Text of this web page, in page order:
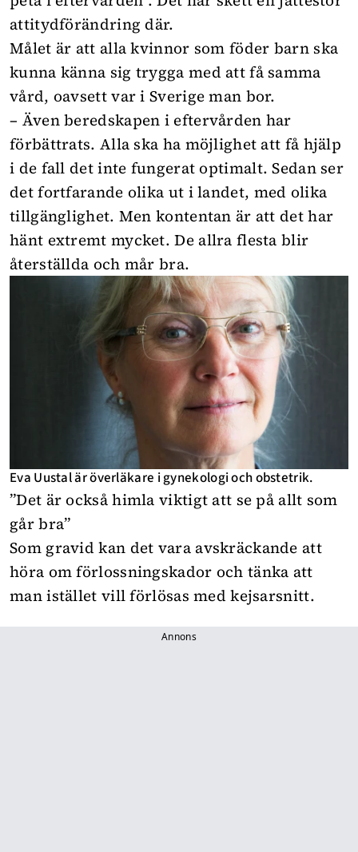
attitydförändring där.
Målet är att alla kvinnor som föder barn ska
kunna känna sig trygga med att få samma
vård, oavsett var i Sverige man bor.
– Även beredskapen i eftervården har
förbättrats. Alla ska ha möjlighet att få hjälp
i de fall det inte fungerat optimalt. Sedan ser
det fortfarande olika ut i landet, med olika
tillgänglighet. Men kontentan är att det har
hänt extremt mycket. De allra flesta blir
återställda och mår bra.
Eva Uustal är överläkare i gynekologi och obstetrik.
”Det är också himla viktigt att se på allt som
går bra”
Som gravid kan det vara avskräckande att
höra om förlossningskador och tänka att
man istället vill förlösas med kejsarsnitt.
Annons